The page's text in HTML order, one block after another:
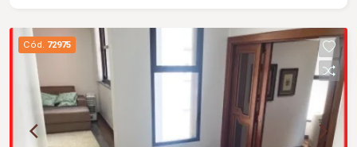
taxa de mudança aprox. 1 salario mínimo (entrada
e saída).
Cód. 72975